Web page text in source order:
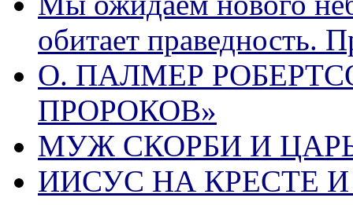
обитает праведность.
О. ПАЛМЕР
ПРОРОКОВ»
МУЖ СКОРБИ И ЦАРЬ
ИИСУС НА КРЕСТЕ